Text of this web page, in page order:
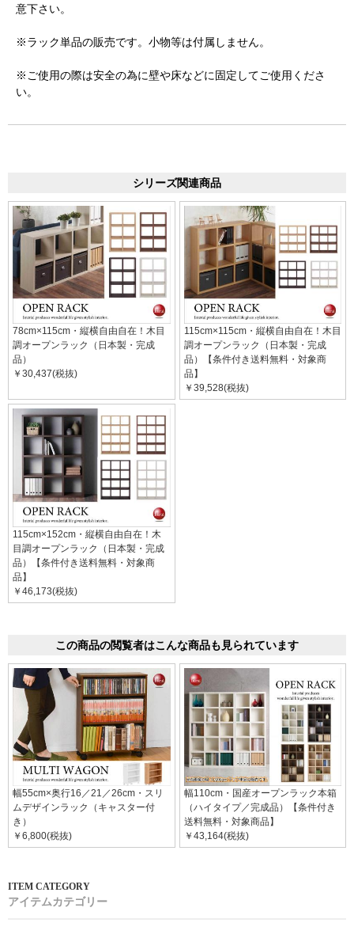
意下さい。
※ラック単品の販売です。小物等は付属しません。
※ご使用の際は安全の為に壁や床などに固定してご使用くださ
い。
シリーズ関連商品
78cm×115cm・縦横自由自在！木目
調オープンラック（日本製・完成
品）
￥30,437(税抜)
115cm×115cm・縦横自由自在！木目
調オープンラック（日本製・完成
品）【条件付き送料無料・対象商
品】
￥39,528(税抜)
115cm×152cm・縦横自由自在！木
目調オープンラック（日本製・完成
品）【条件付き送料無料・対象商
品】
￥46,173(税抜)
この商品の閲覧者はこんな商品も見られています
幅55cm×奥行16／21／26cm・スリ
ムデザインラック（キャスター付
き）
￥6,800(税抜)
幅110cm・国産オープンラック本箱
（ハイタイプ／完成品）【条件付き
送料無料・対象商品】
￥43,164(税抜)
アイテムカテゴリー